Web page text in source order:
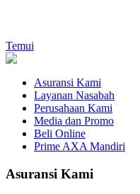
Temui
Asuransi Kami
Layanan Nasabah
Perusahaan Kami
Media dan Promo
Beli Online
Prime AXA Mandiri
Asuransi Kami